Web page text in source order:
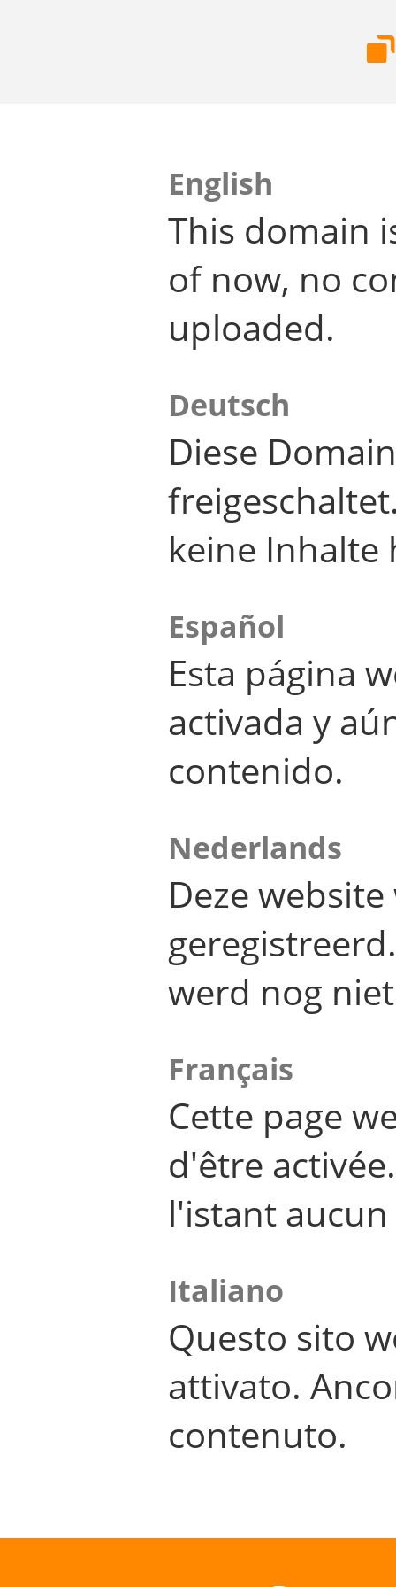
English
This domain
of now, no
uploaded.
Deutsch
Diese
keine Inhalte
Español
Esta página
activada y
contenido.
Nederlands
Deze
werd nog
Français
Cette page
d'être
l'istant
Italiano
Questo sito
attivato.
contenuto.